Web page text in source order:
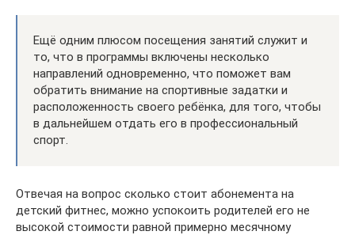
Ещё одним плюсом посещения занятий служит и
то, что в программы включены несколько
направлений одновременно, что поможет вам
обратить внимание на спортивные задатки и
расположенность своего ребёнка, для того, чтобы
в дальнейшем отдать его в профессиональный
спорт.
Отвечая на вопрос сколько стоит абонемента на
детский фитнес, можно успокоить родителей его не
высокой стоимости равной примерно месячному